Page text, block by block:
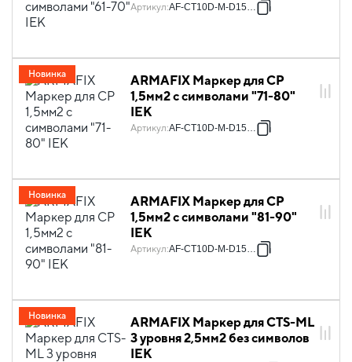
Артикул:AF-CT10D-M-D15-07
ARMAFIX Маркер для CP
1,5мм2 с символами "71-80"
IEK
Артикул:AF-CT10D-M-D15-08
Новинка
ARMAFIX Маркер для CP
1,5мм2 с символами "81-90"
IEK
Артикул:AF-CT10D-M-D15-09
Новинка
ARMAFIX Маркер для CTS-ML
3 уровня 2,5мм2 без символов
IEK
Новинка